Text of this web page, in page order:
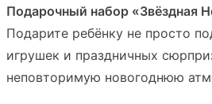
Подарочный набор «Звёздная
Подарите ребёнку не просто
игрушек и праздничных
неповторимую новогоднюю